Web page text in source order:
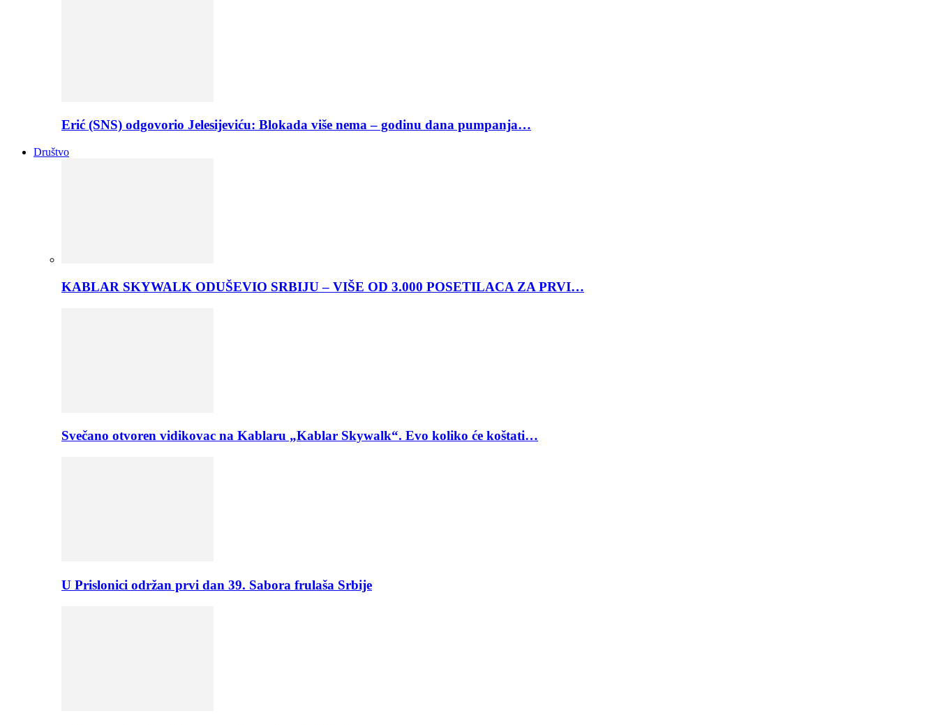
Erić (SNS) odgovorio Jelesijeviću: Blokada više nema – godinu dana pumpanja…
Društvo
KABLAR SKYWALK ODUŠEVIO SRBIJU – VIŠE OD 3.000 POSETILACA ZA PRVI…
Svečano otvoren vidikovac na Kablaru „Kablar Skywalk“. Evo koliko će koštati…
U Prislonici održan prvi dan 39. Sabora frulaša Srbije